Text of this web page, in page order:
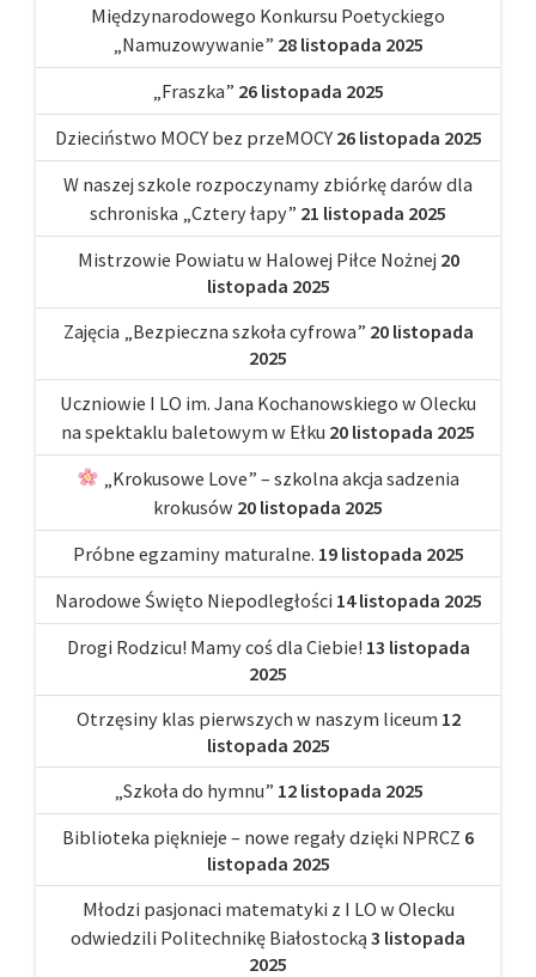
Międzynarodowego Konkursu Poetyckiego
„Namuzowywanie” 28 listopada 2025
„Fraszka” 26 listopada 2025
Dzieciństwo MOCY bez przeMOCY 26 listopada 2025
W naszej szkole rozpoczynamy zbiórkę darów dla
schroniska „Cztery łapy” 21 listopada 2025
Mistrzowie Powiatu w Halowej Piłce Nożnej 20
listopada 2025
Zajęcia „Bezpieczna szkoła cyfrowa” 20 listopada
2025
Uczniowie I LO im. Jana Kochanowskiego w Olecku
na spektaklu baletowym w Ełku 20 listopada 2025
„Krokusowe Love” – szkolna akcja sadzenia
krokusów 20 listopada 2025
Próbne egzaminy maturalne. 19 listopada 2025
Narodowe Święto Niepodległości 14 listopada 2025
Drogi Rodzicu! Mamy coś dla Ciebie! 13 listopada
2025
Otrzęsiny klas pierwszych w naszym liceum 12
listopada 2025
„Szkoła do hymnu” 12 listopada 2025
Biblioteka pięknieje – nowe regały dzięki NPRCZ 6
listopada 2025
Młodzi pasjonaci matematyki z I LO w Olecku
odwiedzili Politechnikę Białostocką 3 listopada
2025